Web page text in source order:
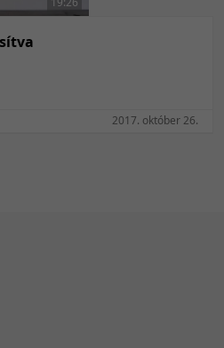
Utolsó módosítás szerint
2017. október 26.